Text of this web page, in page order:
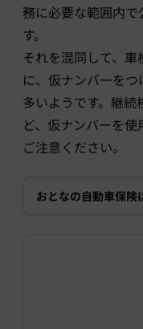
務に必要な範囲内
す。
それを混同して、
に、仮ナンバーを
多いようです。継
ど、仮ナンバーを
ご注意ください。
おとなの自動車保険